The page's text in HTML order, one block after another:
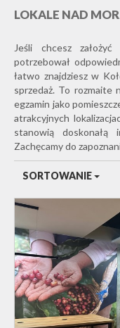
LOKALE NAD
Jeśli chcesz
potrzebował
łatwo znajdziesz w
sprzedaż. To rozmaite
egzamin jako
atrakcyjnych
stanowią
Zachęcamy do
SORTOWANIE